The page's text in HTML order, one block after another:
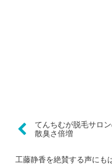
てんちむが脱毛サロ
散臭さ倍増
工藤静香を絶賛する声にも